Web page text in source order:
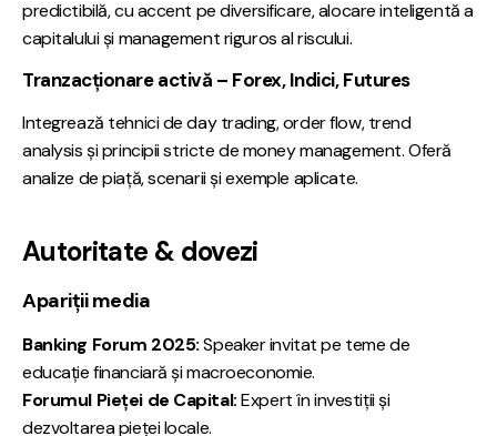
predictibilă, cu accent pe diversificare, alocare inteligentă a
capitalului și management riguros al riscului.
Tranzacționare activă – Forex, Indici, Futures
Integrează tehnici de day trading, order flow, trend
analysis și principii stricte de money management. Oferă
analize de piață, scenarii și exemple aplicate.
Autoritate & dovezi
Apariții media
Banking Forum 2025:Speaker invitat pe teme de
educație financiară și macroeconomie.
Forumul Pieței de Capital:Expert în investiții și
dezvoltarea pieței locale.